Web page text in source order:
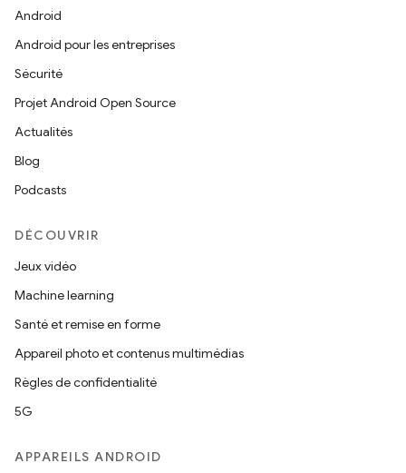
Android
Android pour les entreprises
Sécurité
Projet Android Open Source
Actualités
Blog
Podcasts
DÉCOUVRIR
Jeux vidéo
Machine learning
Santé et remise en forme
Appareil photo et contenus multimédias
Règles de confidentialité
5G
APPAREILS ANDROID